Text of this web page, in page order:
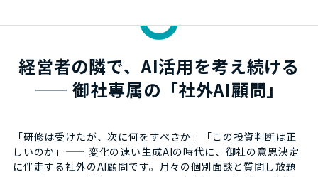
経営者の隣で、AI活用を考え続ける
—— 御社専属の「社外AI顧問」
「研修は受けたが、次に何をすべきか」「この投資判断は正
しいのか」—— 変化の速い生成AIの時代に、御社の意思決定
に伴走する社外のAI顧問です。月々の個別面談と質問し放題